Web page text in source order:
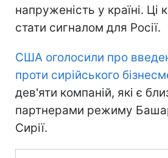
напруженість у країні. Ці
стати сигналом для Росії.
США оголосили про
проти сирійського
дев'яти компаній, які є
партнерами режиму
Сирії.